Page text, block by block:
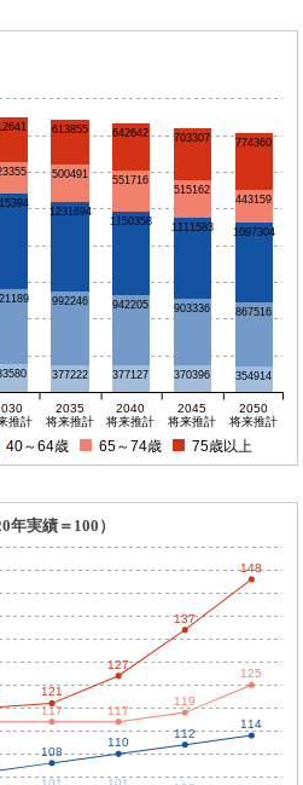
377222 377127 370396 354914
992246 942205 903336 867516
1231694
1150358
1111583 1097304
500491 551716
515162
443159
613855 642642 703307 774360
推計
2035
将来推計
2040
将来推計
2045
将来推計
2050
将来推計
40～64歳 65～74歳 75歳以上
年実績＝100）
108
110
112
114
121
127
137
148
117 117
119
125